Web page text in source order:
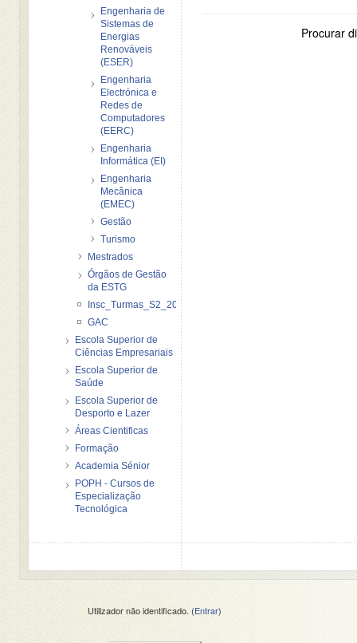
Procurar
Engenharia de
Sistemas de
Energias
Renováveis
(ESER)
Engenharia
Electrónica e
Redes de
Computadores
(EERC)
Engenharia
Informática (EI)
Engenharia
Mecânica
(EMEC)
Gestão
Turismo
Mestrados
Órgãos de Gestão
da ESTG
Insc_Turmas_S2_2012_2013
GAC
Escola Superior de
Ciências Empresariais
Escola Superior de
Saúde
Escola Superior de
Desporto e Lazer
Áreas Cientificas
Formação
Academia Sénior
POPH - Cursos de
Especialização
Tecnológica
Utilizador não identificado. (Entrar)